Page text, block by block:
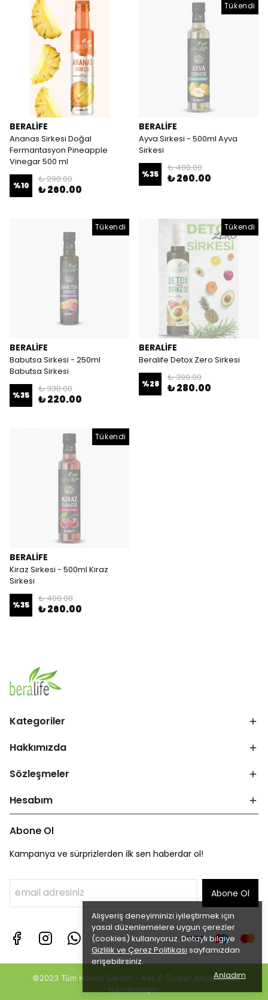
Alışveriş deneyiminizi iyileştirmek için
yasal düzenlemelere uygun çerezler
(cookies) kullanıyoruz. Detaylı bilgiye
Gizlilik ve Çerez Politikası sayfamızdan
erişebilirsiniz.
Anladım
BERALİFE
Ananas Sirkesi Doğal
Fermantasyon Pineapple
Vinegar 500 ml
%10
₺ 290.00
₺ 260.00
Tükendi
BERALİFE
Ayva Sirkesi - 500ml Ayva
Sirkesi
%35
₺ 400.00
₺ 260.00
Tükendi
BERALİFE
Babutsa Sirkesi - 250ml
Babutsa Sirkesi
%35
₺ 338.00
₺ 220.00
Tükendi
BERALİFE
Beralife Detox Zero Sirkesi
%28
₺ 390.00
₺ 280.00
Tükendi
BERALİFE
Kiraz Sirkesi - 500ml Kiraz
Sirkesi
%35
₺ 400.00
₺ 260.00
Kategoriler
Hakkımızda
Sözleşmeler
Hesabım
Abone Ol
Kampanya ve sürprizlerden ilk sen haberdar ol!
Abone Ol
©2023 Tüm Hakları Saklıdır - ikas E-Ticaret Altyapısı ile
Hazırlanmıştır.